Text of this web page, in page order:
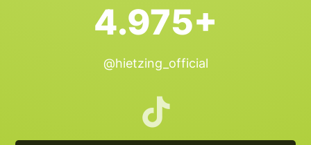
4.975+
@hietzing_official